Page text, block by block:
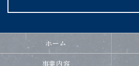
ホーム
事業内容